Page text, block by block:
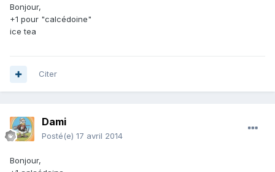
Bonjour,
+1 pour "calcédoine"
ice tea
Citer
Dami
Posté(e) 17 avril 2014
Bonjour,